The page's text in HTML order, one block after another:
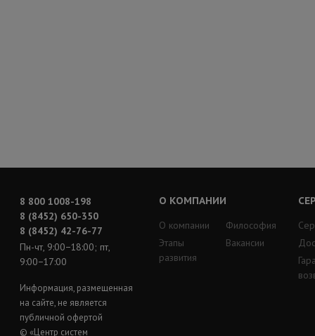
8 800 1008-198
8 (8452) 650-350
8 (8452) 42-76-77
Пн-чт, 9:00−18:00; пт,
9:00−17:00
Информация, размещенная
на сайте, не является
публичной офертой
© «Центр систем
О КОМПАНИИ
О компании
Этапы
развития
Философия
Вакансии